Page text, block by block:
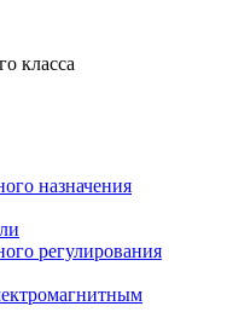
класса
назначения
регулирования